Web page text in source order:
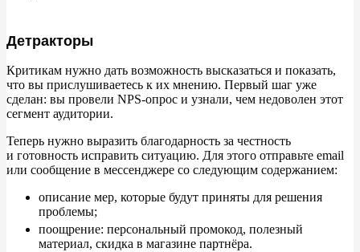
Детракторы
Критикам нужно дать возможность высказаться и показать,
что вы прислушиваетесь к их мнению. Первый шаг уже
сделан: вы провели NPS-опрос и узнали, чем недоволен этот
сегмент аудитории.
Теперь нужно выразить благодарность за честность
и готовность исправить ситуацию. Для этого отправьте email
или сообщение в мессенджере со следующим содержанием:
описание мер, которые будут приняты для решения
проблемы;
поощрение: персональный промокод, полезный
материал, скидка в магазине партнёра.